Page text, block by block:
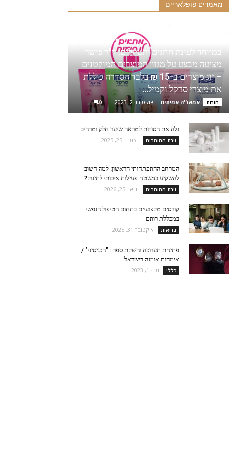
מאמרים פופלאריים
במיוחד לעונת החגים והטיולים: ד"ר פישר
מציעה מבצע על מגוון המוצרים המוקטנים
– זוג מוצרים ב-15 ₪ בלבד הסדרה כוללת
את מוצרי סרקל וקמיל...
הורות אמאל'ה אמיתית - אוקטובר 2, 2023 0
גלה את הסודות למראה שיער חלק ומרהיב
זירת המומחים דצמבר 25, 2025
המרחב ההתפתחותי הראשון: למה חשוב
להשקיע במשטח פעילות איכותי לתינוק?
זירת המומחים ינואר 25, 2026
קורסים מקצועיים בתחום הטיפול הנפשי
במכללת רותם
בריאות אוקטובר 31, 2025
פתיחת תערוכה והשקת ספר : "הכניסיני" /
אימהות אומנה בישראל
כללי מרץ 1, 2023